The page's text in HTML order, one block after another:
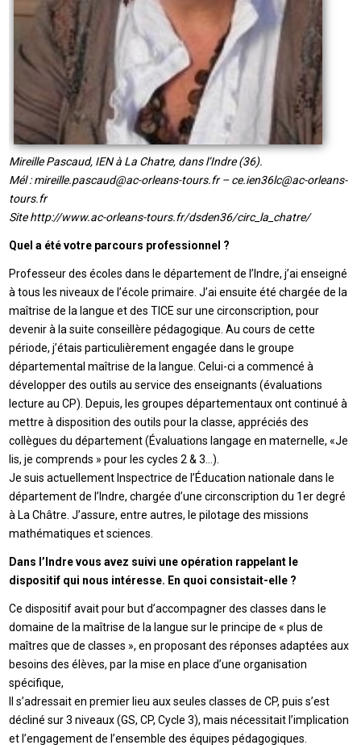
Mireille Pascaud, IEN à La Chatre, dans l’Indre (36).
Mél : mireille.pascaud@ac-orleans-tours.fr – ce.ien36lc@ac-orleans-
tours.fr
Site http://www.ac-orleans-tours.fr/dsden36/circ_la_chatre/
Quel a été votre parcours professionnel ?
Professeur des écoles dans le département de l’Indre, j’ai enseigné
à tous les niveaux de l’école primaire. J’ai ensuite été chargée de la
maîtrise de la langue et des TICE sur une circonscription, pour
devenir à la suite conseillère pédagogique. Au cours de cette
période, j’étais particulièrement engagée dans le groupe
départemental maîtrise de la langue. Celui-ci a commencé à
développer des outils au service des enseignants (évaluations
lecture au CP). Depuis, les groupes départementaux ont continué à
mettre à disposition des outils pour la classe, appréciés des
collègues du département (Évaluations langage en maternelle, «Je
lis, je comprends » pour les cycles 2 & 3…).
Je suis actuellement Inspectrice de l’Éducation nationale dans le
département de l’Indre, chargée d’une circonscription du 1er degré
à La Châtre. J’assure, entre autres, le pilotage des missions
mathématiques et sciences.
Dans l’Indre vous avez suivi une opération rappelant le
dispositif qui nous intéresse. En quoi consistait-elle ?
Ce dispositif avait pour but d’accompagner des classes dans le
domaine de la maîtrise de la langue sur le principe de « plus de
maîtres que de classes », en proposant des réponses adaptées aux
besoins des élèves, par la mise en place d’une organisation
spécifique,
Il s’adressait en premier lieu aux seules classes de CP, puis s’est
décliné sur 3 niveaux (GS, CP, Cycle 3), mais nécessitait l’implication
et l’engagement de l’ensemble des équipes pédagogiques.